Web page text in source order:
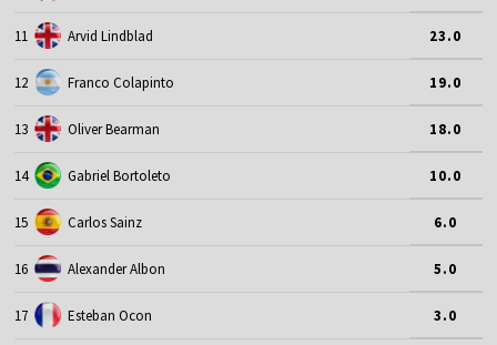
11 Arvid Lindblad 23.0
12 Franco Colapinto 19.0
13 Oliver Bearman 18.0
14 Gabriel Bortoleto 10.0
15 Carlos Sainz 6.0
16 Alexander Albon 5.0
17 Esteban Ocon 3.0